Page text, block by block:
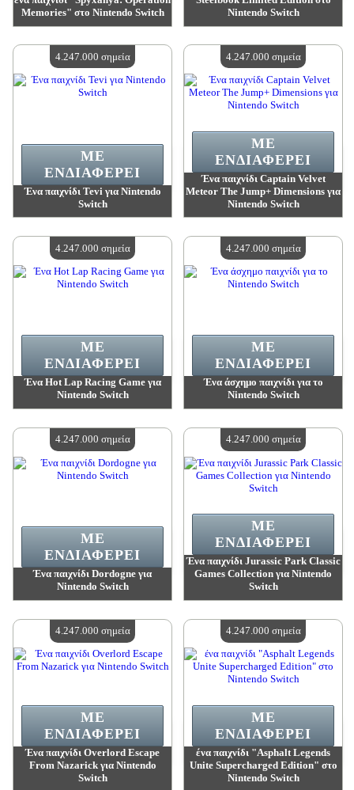
Memories" στο Nintendo Switch
Διαθέσιμη ποσότητα:4
Nintendo Switch
Διαθέσιμη ποσότητα:4
Ένα παιχνίδι Tevi για Nintendo
Switch
Διαθέσιμη ποσότητα:4
ΜΕ
ΕΝΔΙΑΦΈΡΕΙ
4.247.000 σημεία
Ένα παιχνίδι Captain Velvet
Meteor The Jump+ Dimensions για
Nintendo Switch
Διαθέσιμη ποσότητα:4
ΜΕ
ΕΝΔΙΑΦΈΡΕΙ
4.247.000 σημεία
Ένα Hot Lap Racing Game για
Nintendo Switch
Διαθέσιμη ποσότητα:4
ΜΕ
ΕΝΔΙΑΦΈΡΕΙ
4.247.000 σημεία
Ένα άσχημο παιχνίδι για το
Nintendo Switch
Διαθέσιμη ποσότητα:4
ΜΕ
ΕΝΔΙΑΦΈΡΕΙ
4.247.000 σημεία
Ένα παιχνίδι Dordogne για
Nintendo Switch
Διαθέσιμη ποσότητα:4
ΜΕ
ΕΝΔΙΑΦΈΡΕΙ
4.247.000 σημεία
Ένα παιχνίδι Jurassic Park Classic
Games Collection για Nintendo
Switch
Διαθέσιμη ποσότητα:4
ΜΕ
ΕΝΔΙΑΦΈΡΕΙ
4.247.000 σημεία
Ένα παιχνίδι Overlord Escape
From Nazarick για Nintendo
Switch
ΜΕ
ΕΝΔΙΑΦΈΡΕΙ
4.247.000 σημεία
ένα παιχνίδι "Asphalt Legends
Unite Supercharged Edition" στο
Nintendo Switch
ΜΕ
ΕΝΔΙΑΦΈΡΕΙ
4.247.000 σημεία